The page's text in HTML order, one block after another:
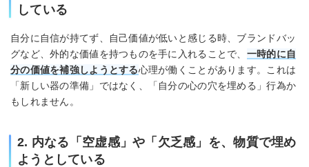
している
自分に自信が持てず、自己価値が低いと感じる時、ブランドバッ
グなど、外的な価値を持つものを手に入れることで、 一時的に自
分の価値を補強しようとする心理が働くことがあります。これは
「新しい器の準備」ではなく、「自分の心の穴を埋める」行為か
もしれません。
2. 内なる「空虚感」や「欠乏感」を、物質で埋め
ようとしている